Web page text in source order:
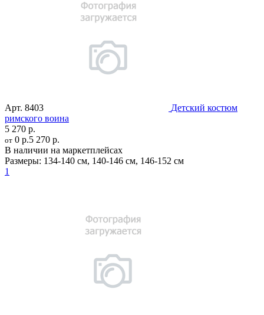
Арт. 8403
Детский костюм
римского воина
5 270 р.
от 0 р.5 270 р.
В наличии на маркетплейсах
Размеры: 134-140 см, 140-146 см, 146-152 см
1